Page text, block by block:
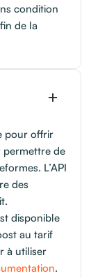
condition
de la
pour offrir
permettre de
L’API
des
disponible
au tarif
à utiliser
.